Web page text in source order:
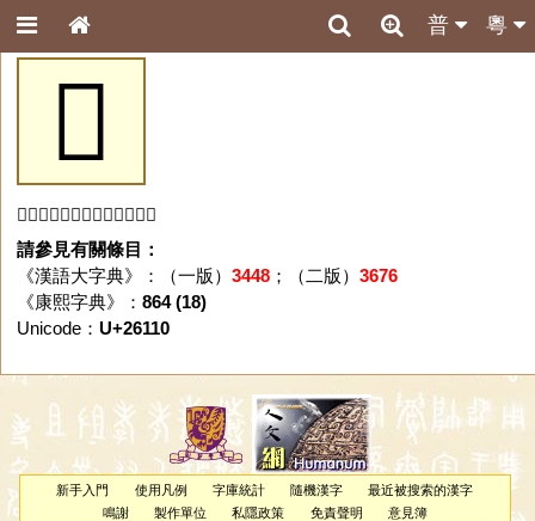
粵
普
𦄐
「𦄐」字未收錄於本資料庫。
請參見有關條目：
《漢語大字典》：（一版） 3448；（二版） 3676
《康熙字典》： 864 (18)
Unicode： U+26110
新手入門 使用凡例 字庫統計 隨機漢字
最近被搜索的漢字
鳴謝
製作單位 私隱政策 免責聲明 意見簿